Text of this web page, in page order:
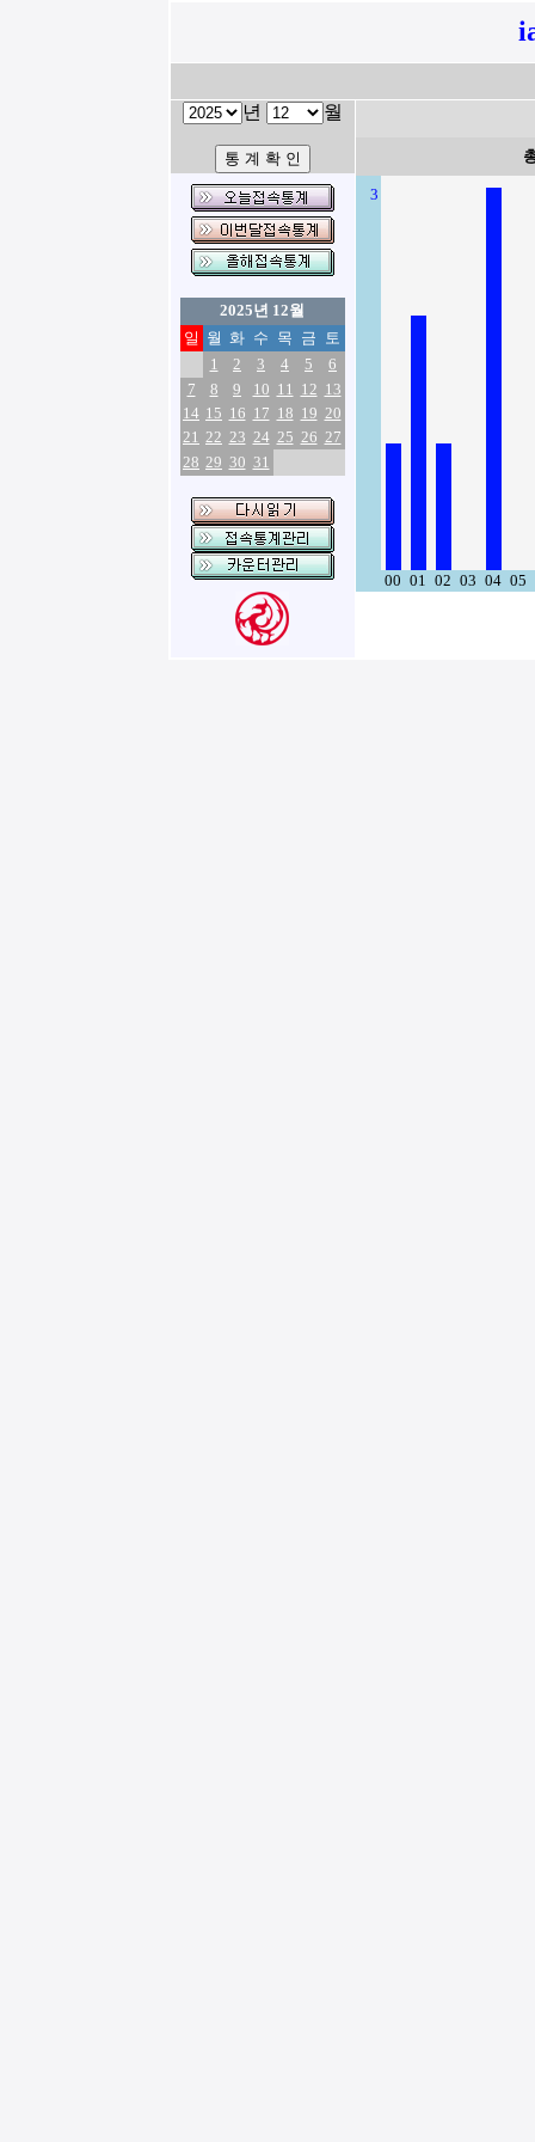
년 월
2025년 12월
일 월 화 수 목 금 토
1
2 3 4 5
6
7
8 9 10 11 12 13
14 15 16 17 18 19 20
21 22 23 24 25 26 27
28 29 30 31
3
00 01 02 03 04 05